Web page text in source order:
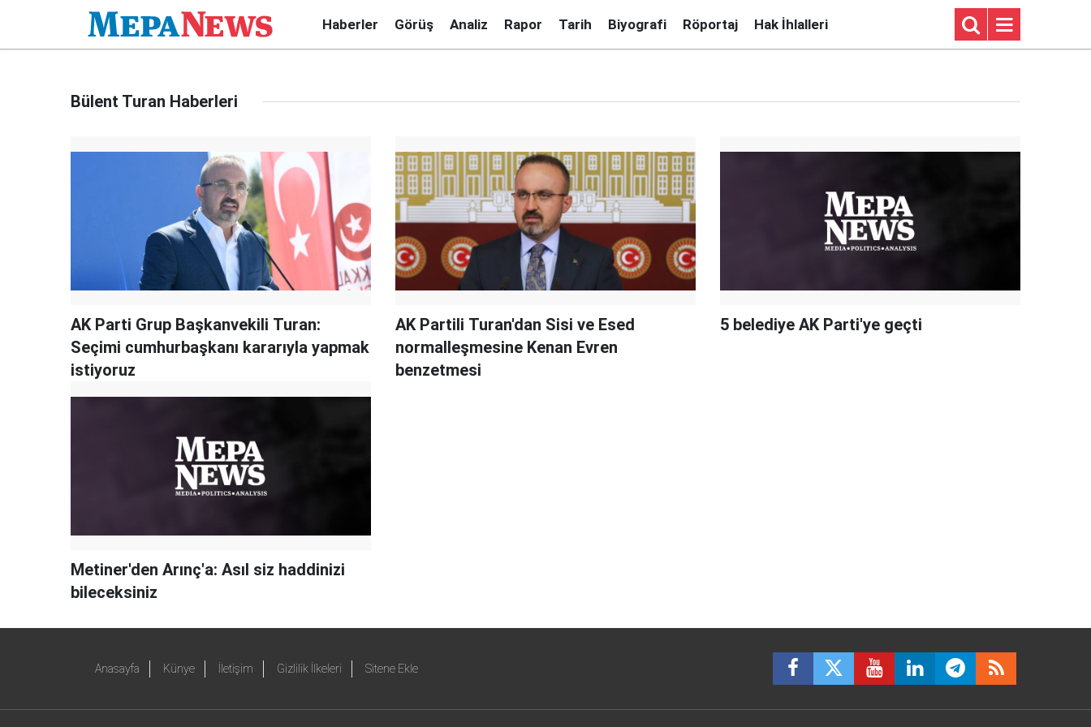
Haberler Görüş Analiz Rapor Tarih Biyografi Röportaj Hak İhlalleri
Bülent Turan Haberleri
AK Parti Grup Başkanvekili Turan:
Seçimi cumhurbaşkanı kararıyla yapmak
istiyoruz
AK Partili Turan'dan Sisi ve Esed
normalleşmesine Kenan Evren
benzetmesi
5 belediye AK Parti'ye geçti
Metiner'den Arınç'a: Asıl siz haddinizi
bileceksiniz
Anasayfa Künye İletişim Gizlilik İlkeleri Sitene Ekle